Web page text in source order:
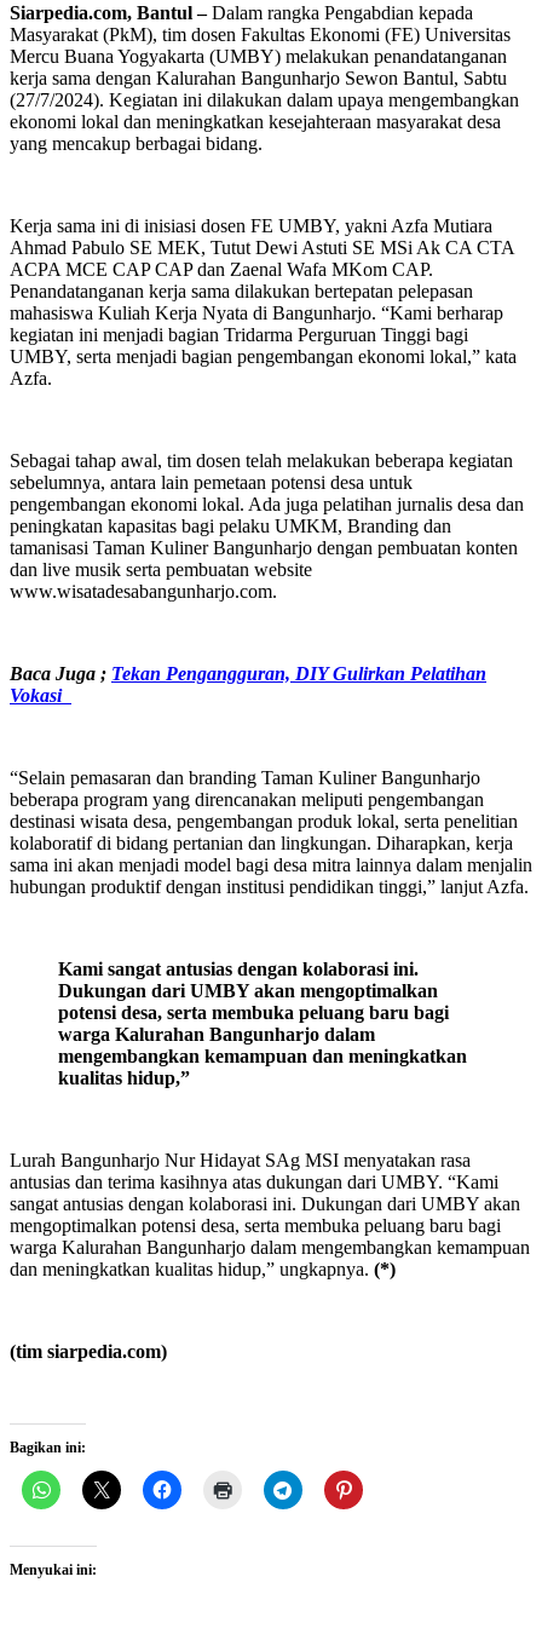
Siarpedia.com, Bantul –Dalam rangka Pengabdian kepada
Masyarakat (PkM), tim dosen Fakultas Ekonomi (FE) Universitas
Mercu Buana Yogyakarta (UMBY) melakukan penandatanganan
kerja sama dengan Kalurahan Bangunharjo Sewon Bantul, Sabtu
(27/7/2024). Kegiatan ini dilakukan dalam upaya mengembangkan
ekonomi lokal dan meningkatkan kesejahteraan masyarakat desa
yang mencakup berbagai bidang.
Kerja sama ini di inisiasi dosen FE UMBY, yakni Azfa Mutiara
Ahmad Pabulo SE MEK, Tutut Dewi Astuti SE MSi Ak CA CTA
ACPA MCE CAP CAP dan Zaenal Wafa MKom CAP.
Penandatanganan kerja sama dilakukan bertepatan pelepasan
mahasiswa Kuliah Kerja Nyata di Bangunharjo. “Kami berharap
kegiatan ini menjadi bagian Tridarma Perguruan Tinggi bagi
UMBY, serta menjadi bagian pengembangan ekonomi lokal,” kata
Azfa.
Sebagai tahap awal, tim dosen telah melakukan beberapa kegiatan
sebelumnya, antara lain pemetaan potensi desa untuk
pengembangan ekonomi lokal. Ada juga pelatihan jurnalis desa dan
peningkatan kapasitas bagi pelaku UMKM, Branding dan
tamanisasi Taman Kuliner Bangunharjo dengan pembuatan konten
dan live musik serta pembuatan website
www.wisatadesabangunharjo.com.
Baca Juga ; Tekan Pengangguran, DIY Gulirkan Pelatihan
Vokasi
“Selain pemasaran dan branding Taman Kuliner Bangunharjo
beberapa program yang direncanakan meliputi pengembangan
destinasi wisata desa, pengembangan produk lokal, serta penelitian
kolaboratif di bidang pertanian dan lingkungan. Diharapkan, kerja
sama ini akan menjadi model bagi desa mitra lainnya dalam menjalin
hubungan produktif dengan institusi pendidikan tinggi,” lanjut Azfa.
Kami sangat antusias dengan kolaborasi ini.
Dukungan dari UMBY akan mengoptimalkan
potensi desa, serta membuka peluang baru bagi
warga Kalurahan Bangunharjo dalam
mengembangkan kemampuan dan meningkatkan
kualitas hidup,”
Lurah Bangunharjo Nur Hidayat SAg MSI menyatakan rasa
antusias dan terima kasihnya atas dukungan dari UMBY. “Kami
sangat antusias dengan kolaborasi ini. Dukungan dari UMBY akan
mengoptimalkan potensi desa, serta membuka peluang baru bagi
warga Kalurahan Bangunharjo dalam mengembangkan kemampuan
dan meningkatkan kualitas hidup,” ungkapnya. (*)
(tim siarpedia.com)
Bagikan ini:
Menyukai ini: